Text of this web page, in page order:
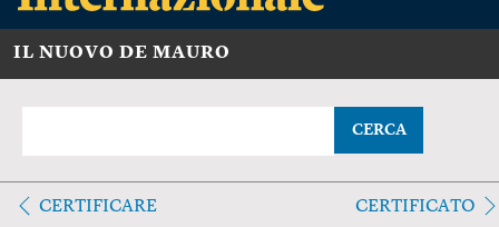
IL NUOVO DE MAURO
CERCA
CERTIFICARE CERTIFICATO